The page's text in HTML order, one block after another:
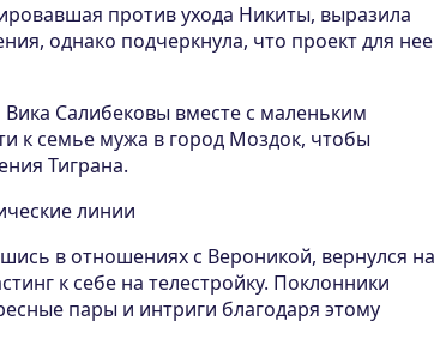
против ухода Никиты, выразила
однако подчеркнула, что проект для нее
Салибековы вместе с маленьким
к семье мужа в город Моздок, чтобы
Тиграна.
линии
в отношениях с Вероникой, вернулся на
к себе на телестройку. Поклонники
пары и интриги благодаря этому